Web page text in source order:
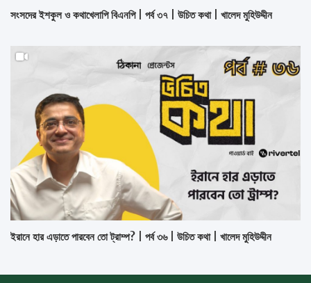
সংসদের ইশকুল ও কথাখেলাপি বিএনপি | পর্ব ৩৭ | উচিত কথা | খালেদ মুহিউদ্দীন
ইরানে হার এড়াতে পারবেন তো ট্রাম্প? | পর্ব ৩৬ | উচিত কথা | খালেদ মুহিউদ্দীন